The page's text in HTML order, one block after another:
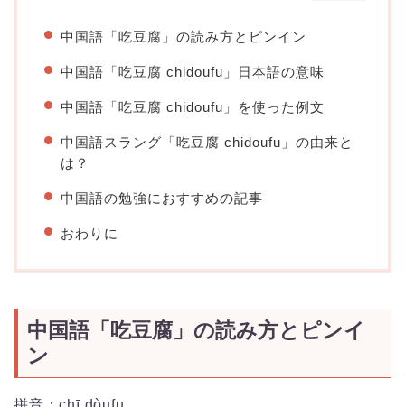
中国語「吃豆腐」の読み方とピンイン
中国語「吃豆腐 chidoufu」日本語の意味
中国語「吃豆腐 chidoufu」を使った例文
中国語スラング「吃豆腐 chidoufu」の由来と
は？
中国語の勉強におすすめの記事
おわりに
中国語「吃豆腐」の読み方とピンイ
ン